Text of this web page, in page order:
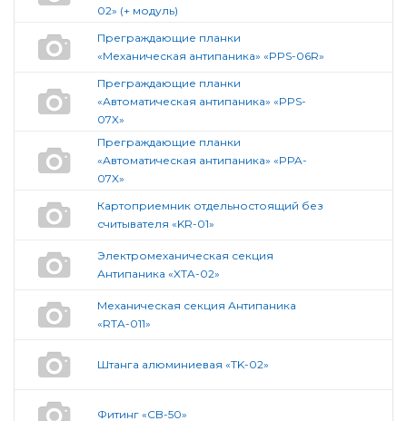
02» (+ модуль)
Преграждающие планки
«Механическая антипаника» «PPS-06R»
Преграждающие планки
«Автоматическая антипаника» «PPS-
07X»
Преграждающие планки
«Автоматическая антипаника» «PPA-
07X»
Картоприемник отдельностоящий без
считывателя «KR-01»
Электромеханическая секция
Антипаника «XTA-02»
Механическая секция Антипаника
«RTA-011»
Штанга алюминиевая «TK-02»
Фитинг «CB-50»